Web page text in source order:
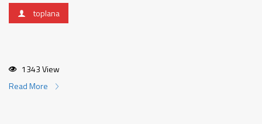
toplana
1343 View
Read More